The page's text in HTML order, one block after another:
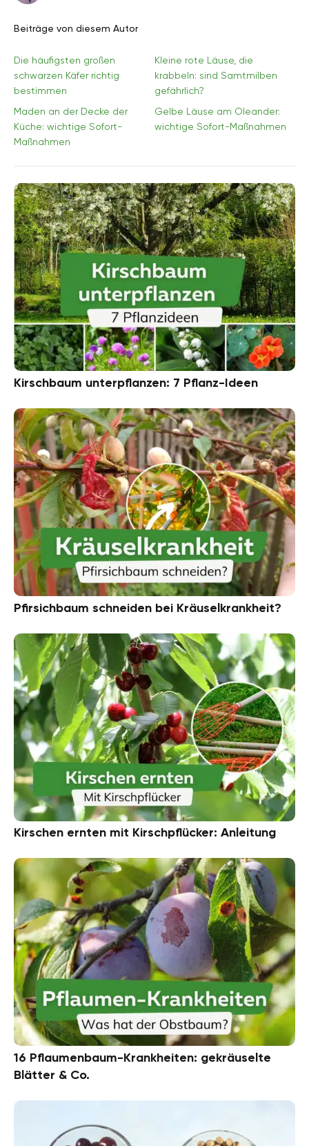
Beiträge von diesem Autor
Die häufigsten großen
schwarzen Käfer richtig
bestimmen
Kleine rote Läuse, die
krabbeln: sind Samtmilben
gefährlich?
Maden an der Decke der
Küche: wichtige Sofort-
Maßnahmen
Gelbe Läuse am Oleander:
wichtige Sofort-Maßnahmen
Kirschbaum unterpflanzen: 7 Pflanz-Ideen
Pfirsichbaum schneiden bei Kräuselkrankheit?
Kirschen ernten mit Kirschpflücker: Anleitung
16 Pflaumenbaum-Krankheiten: gekräuselte
Blätter & Co.